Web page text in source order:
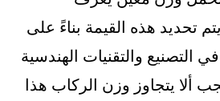
تحديد هذه القيمة بناءً على
التصنيع والتقنيات الهندسية
ألا يتجاوز وزن الركاب هذا